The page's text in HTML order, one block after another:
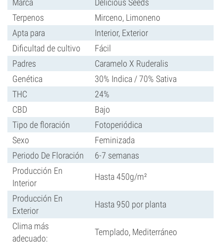
Marca
Delicious Seeds
Terpenos
Mirceno, Limoneno
Apta para
Interior, Exterior
Dificultad de cultivo
Fácil
Padres
Caramelo X Ruderalis
Genética
30% Indica / 70% Sativa
THC
24%
CBD
Bajo
Tipo de floración
Fotoperiódica
Sexo
Feminizada
Periodo De Floración
6-7 semanas
Producción En
Interior
Hasta 450g/m²
Producción En
Exterior
Hasta 950 por planta
Clima más
adecuado:
Templado, Mediterráneo